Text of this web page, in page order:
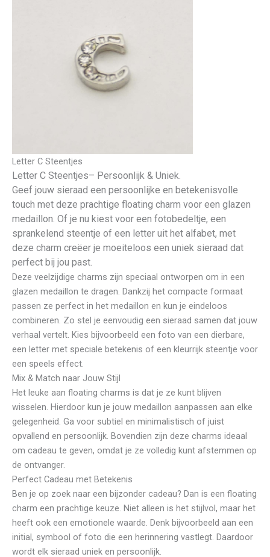
Letter C Steentjes
Letter C Steentjes– Persoonlijk & Uniek.
Geef jouw sieraad een persoonlijke en betekenisvolle
touch met deze prachtige floating charm voor een glazen
medaillon. Of je nu kiest voor een fotobedeltje, een
sprankelend steentje of een letter uit het alfabet, met
deze charm creëer je moeiteloos een uniek sieraad dat
perfect bij jou past.
Deze veelzijdige charms zijn speciaal ontworpen om in een
glazen medaillon te dragen. Dankzij het compacte formaat
passen ze perfect in het medaillon en kun je eindeloos
combineren. Zo stel je eenvoudig een sieraad samen dat jouw
verhaal vertelt. Kies bijvoorbeeld een foto van een dierbare,
een letter met speciale betekenis of een kleurrijk steentje voor
een speels effect.
Mix & Match naar Jouw Stijl
Het leuke aan floating charms is dat je ze kunt blijven
wisselen. Hierdoor kun je jouw medaillon aanpassen aan elke
gelegenheid. Ga voor subtiel en minimalistisch of juist
opvallend en persoonlijk. Bovendien zijn deze charms ideaal
om cadeau te geven, omdat je ze volledig kunt afstemmen op
de ontvanger.
Perfect Cadeau met Betekenis
Ben je op zoek naar een bijzonder cadeau? Dan is een floating
charm een prachtige keuze. Niet alleen is het stijlvol, maar het
heeft ook een emotionele waarde. Denk bijvoorbeeld aan een
initial, symbool of foto die een herinnering vastlegt. Daardoor
wordt elk sieraad uniek en persoonlijk.